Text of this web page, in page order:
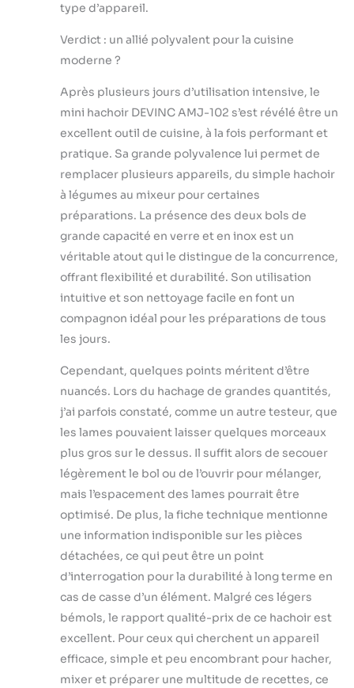
type d’appareil.
Verdict : un allié polyvalent pour la cuisine
moderne ?
Après plusieurs jours d’utilisation intensive, le
mini hachoir DEVINC AMJ-102 s’est révélé être un
excellent outil de cuisine, à la fois performant et
pratique. Sa grande polyvalence lui permet de
remplacer plusieurs appareils, du simple hachoir
à légumes au mixeur pour certaines
préparations. La présence des deux bols de
grande capacité en verre et en inox est un
véritable atout qui le distingue de la concurrence,
offrant flexibilité et durabilité. Son utilisation
intuitive et son nettoyage facile en font un
compagnon idéal pour les préparations de tous
les jours.
Cependant, quelques points méritent d’être
nuancés. Lors du hachage de grandes quantités,
j’ai parfois constaté, comme un autre testeur, que
les lames pouvaient laisser quelques morceaux
plus gros sur le dessus. Il suffit alors de secouer
légèrement le bol ou de l’ouvrir pour mélanger,
mais l’espacement des lames pourrait être
optimisé. De plus, la fiche technique mentionne
une information indisponible sur les pièces
détachées, ce qui peut être un point
d’interrogation pour la durabilité à long terme en
cas de casse d’un élément. Malgré ces légers
bémols, le rapport qualité-prix de ce hachoir est
excellent. Pour ceux qui cherchent un appareil
efficace, simple et peu encombrant pour hacher,
mixer et préparer une multitude de recettes, ce